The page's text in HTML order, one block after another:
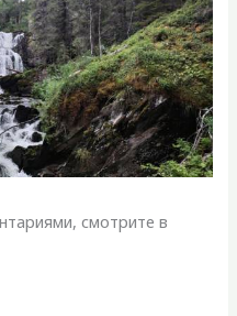
смотрите в